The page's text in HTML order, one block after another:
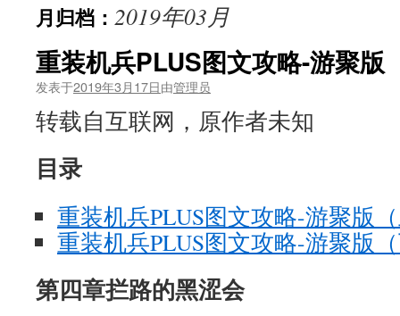
月归档： 2019年03月
重装机兵PLUS图文攻略-游聚版
发表于2019年3月17日由管理员
转载自互联网，原作者未知
目录
重装机兵PLUS图文攻略-游聚版
重装机兵PLUS图文攻略-游聚版
第四章拦路的黑涩会